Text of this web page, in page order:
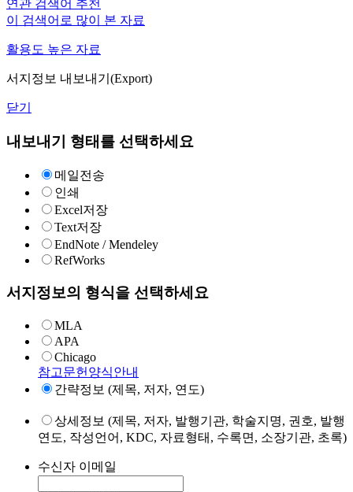
연관 검색어 추천
이 검색어로 많이 본 자료
활용도 높은 자료
서지정보 내보내기(Export)
닫기
내보내기 형태를 선택하세요
메일전송
인쇄
Excel저장
Text저장
EndNote / Mendeley
RefWorks
서지정보의 형식을 선택하세요
MLA
APA
Chicago
참고문헌양식안내
간략정보 (제목, 저자, 연도)
상세정보 (제목, 저자, 발행기관, 학술지명, 권호, 발행
연도, 작성언어, KDC, 자료형태, 수록면, 소장기관, 초록)
수신자 이메일